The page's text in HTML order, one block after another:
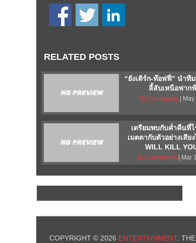
RELATED POSTS
“ยังเติร์ก-ท๊อฟฟี่” นำที
ลี้ลับเหนือฟาก
No Comments| May
เตรียมพบกับค่ำคืนที่
เมตตากับตัวอย่างเสีย
WILL KILL
No Comments | Mar
COPYRIGHT © 2026 ENTERTAINMENT.